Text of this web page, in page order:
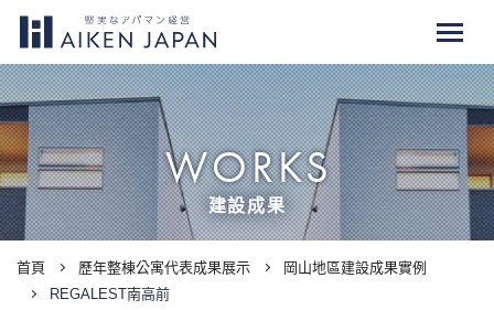
WORKS
建設成果
首頁 歷年整棟公寓代表成果展示
岡山地區建設成果實例
REGALEST南高前